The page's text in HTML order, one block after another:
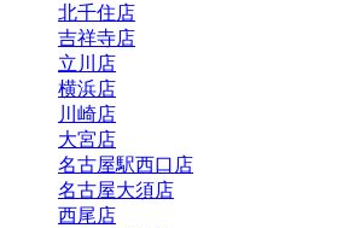
北千住店
吉祥寺店
立川店
横浜店
川崎店
大宮店
名古屋駅西口店
名古屋大須店
西尾店